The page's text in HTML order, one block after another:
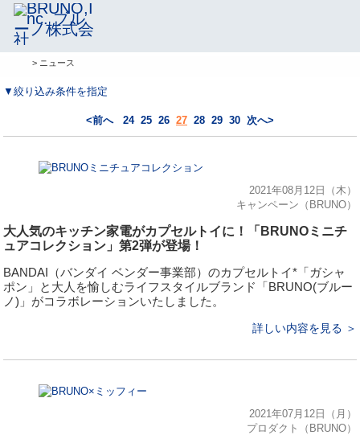
> ニュース
▼絞り込み条件を指定
<前へ 24 25 26 27 28 29 30 次へ>
2021年08月12日（木）
キャンペーン（BRUNO）
大人気のキッチン家電がカプセルトイに！「BRUNOミニチ
ュアコレクション」第2弾が登場！
BANDAI（バンダイ ベンダー事業部）のカプセルトイ*「ガシャ
ポン」と大人を愉しむライフスタイルブランド「BRUNO(ブルー
ノ)」がコラボレーションいたしました。
詳しい内容を見る ＞
2021年07月12日（月）
プロダクト（BRUNO）